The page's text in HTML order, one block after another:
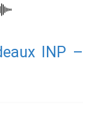
INP –